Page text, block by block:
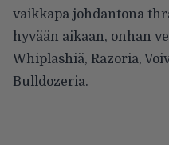
vaikkapa johdantona
hyvään aikaan, onhan
Whiplashiä, Razoria,
Bulldozeria.